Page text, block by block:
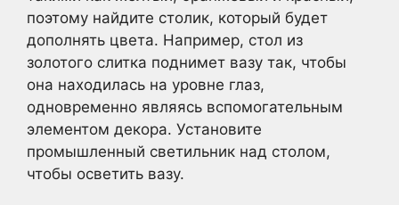
поэтому найдите столик, который будет
дополнять цвета. Например, стол из
золотого слитка поднимет вазу так, чтобы
она находилась на уровне глаз,
одновременно являясь вспомогательным
элементом декора. Установите
промышленный светильник над столом,
чтобы осветить вазу.